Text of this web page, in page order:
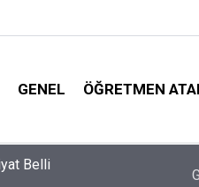
GENEL ÖĞRETMEN